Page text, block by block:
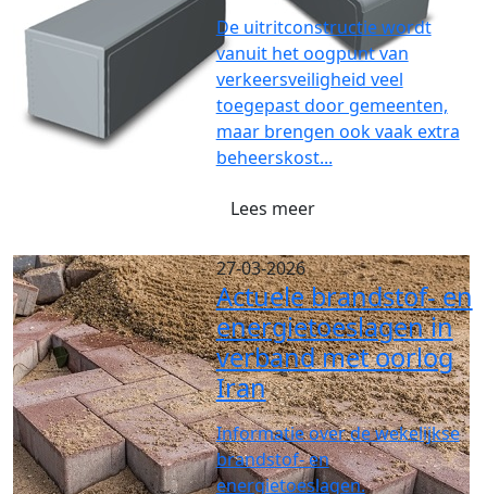
De uitritconstructie wordt
vanuit het oogpunt van
verkeersveiligheid veel
toegepast door gemeenten,
maar brengen ook vaak extra
beheerskost...
Lees meer
27-03-2026
Actuele brandstof- en
energietoeslagen in
verband met oorlog
Iran
Informatie over de wekelijkse
brandstof- en
energietoeslagen.